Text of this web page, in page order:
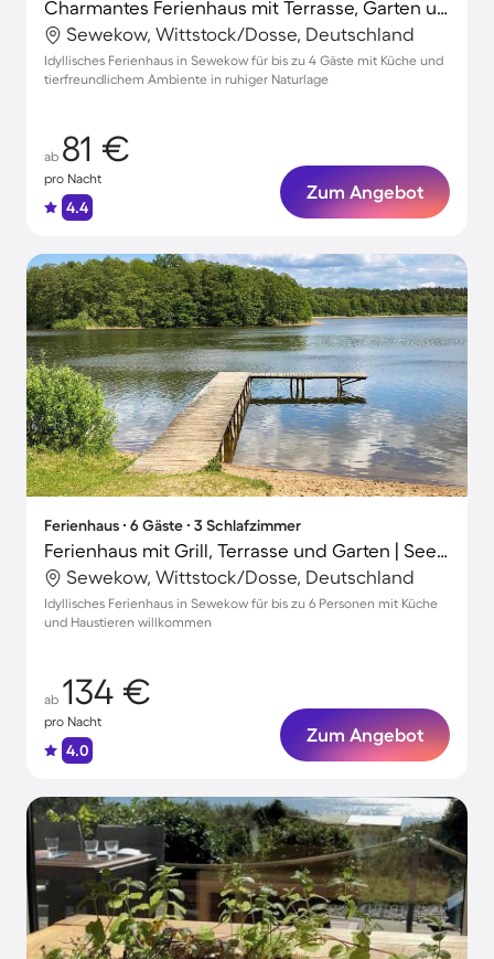
Charmantes Ferienhaus mit Terrasse, Garten und Grill | Haustiere sind willkommen
Sewekow, Wittstock/Dosse, Deutschland
Idyllisches Ferienhaus in Sewekow für bis zu 4 Gäste mit Küche und
tierfreundlichem Ambiente in ruhiger Naturlage
ab 81 €
pro Nacht
4.4
Zum Angebot
Ferienhaus ∙ 6 Gäste ∙ 3 Schlafzimmer
Ferienhaus mit Grill, Terrasse und Garten | Seeblick
Sewekow, Wittstock/Dosse, Deutschland
Idyllisches Ferienhaus in Sewekow für bis zu 6 Personen mit Küche
und Haustieren willkommen
ab 134 €
pro Nacht
4.0
Zum Angebot